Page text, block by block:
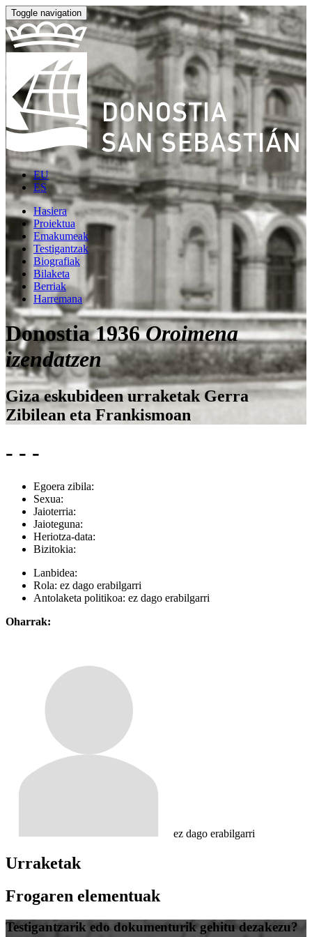
Toggle navigation
EU
ES
Hasiera
Proiektua
Emakumeak
Testigantzak
Biografiak
Bilaketa
Berriak
Harremana
Donostia 1936Oroimena
izendatzen
Giza eskubideen urraketak Gerra
Zibilean eta Frankismoan
- - -
Egoera zibila:
Sexua:
Jaioterria:
Jaioteguna:
Heriotza-data:
Bizitokia:
Lanbidea:
Rola: ez dago erabilgarri
Antolaketa politikoa: ez dago erabilgarri
Oharrak:
ez dago erabilgarri
Urraketak
Frogaren elementuak
Testigantzarik edo dokumenturik gehitu dezakezu?